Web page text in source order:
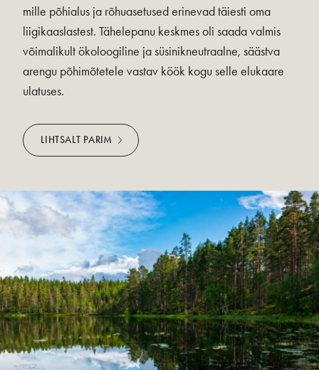
mille põhialus ja rõhuasetused erinevad täiesti oma
liigikaaslastest. Tähelepanu keskmes oli saada valmis
võimalikult ökoloogiline ja süsinikneutraalne, säästva
arengu põhimõtetele vastav köök kogu selle elukaare
ulatuses.
LIHTSALT PARIM